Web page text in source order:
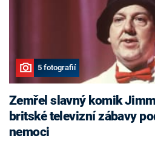
5 fotografií
Zemřel slavný komik
britské televizní zábavy
nemoci